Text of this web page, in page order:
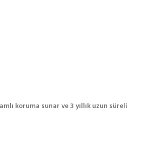
koruma sunar ve 3 yıllık uzun süreli